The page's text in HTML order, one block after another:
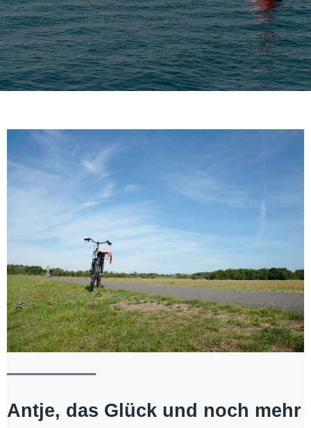
Antje, das Glück und noch mehr